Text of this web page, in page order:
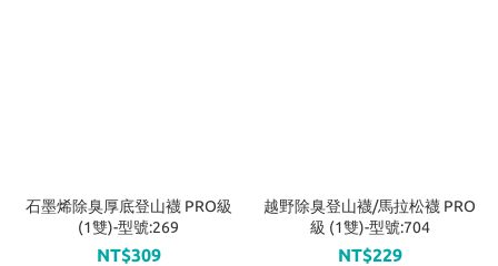
石墨烯除臭厚底登山襪 PRO級
(1雙)-型號:269
NT$309
越野除臭登山襪/馬拉松襪 PRO
級 (1雙)-型號:704
NT$229